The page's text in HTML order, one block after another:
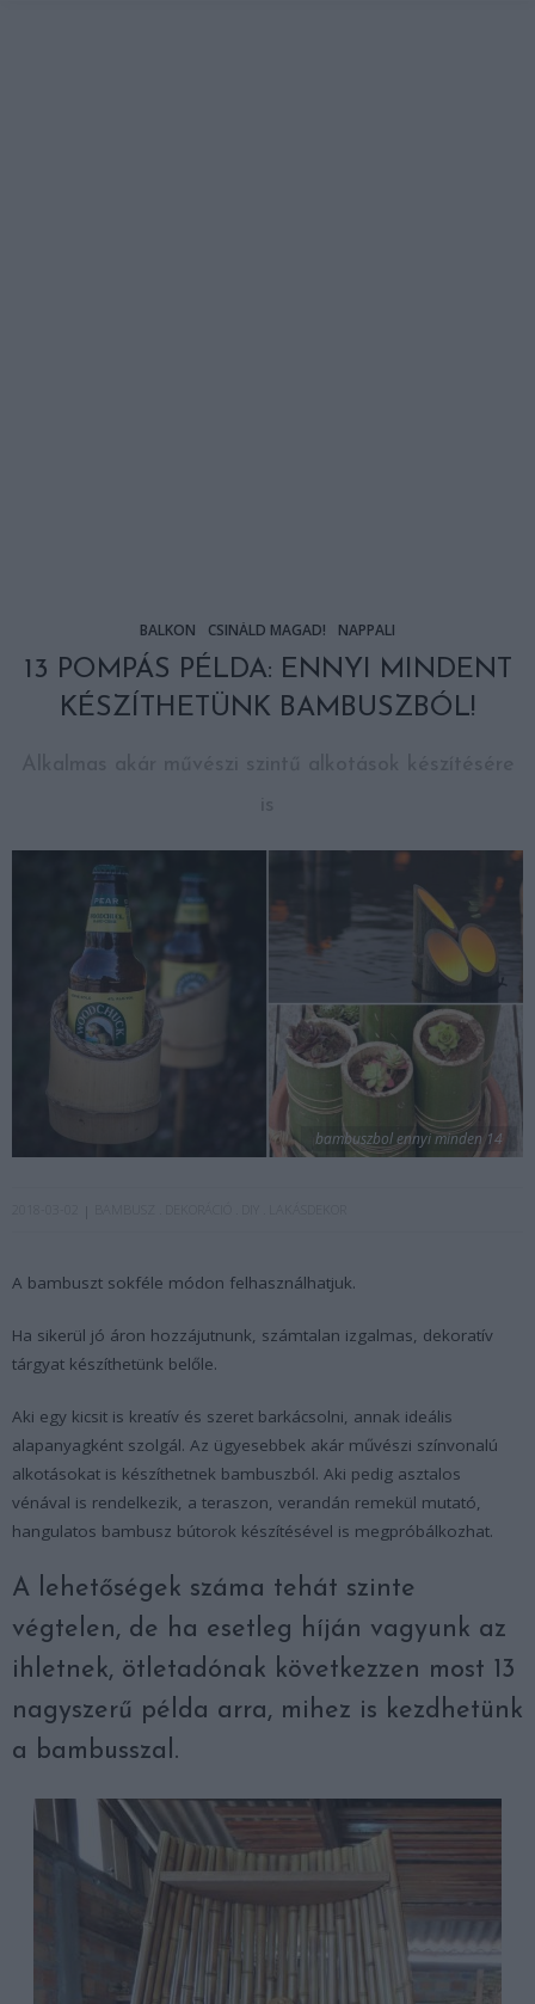
BALKON CSINÁLD MAGAD! NAPPALI
13 POMPÁS PÉLDA: ENNYI MINDENT
KÉSZÍTHETÜNK BAMBUSZBÓL!
bambuszbol ennyi minden 14
A bambuszt sokféle módon felhasználhatjuk.
Ha sikerül jó áron hozzájutnunk, számtalan izgalmas, dekoratív
tárgyat készíthetünk belőle.
Aki egy kicsit is kreatív és szeret barkácsolni, annak ideális
alapanyagként szolgál. Az ügyesebbek akár művészi színvonalú
alkotásokat is készíthetnek bambuszból. Aki pedig asztalos
vénával is rendelkezik, a teraszon, verandán remekül mutató,
hangulatos bambusz bútorok készítésével is megpróbálkozhat.
A lehetőségek száma tehát szinte
végtelen, de ha esetleg híján vagyunk az
ihletnek, ötletadónak következzen most 13
nagyszerű példa arra, mihez is kezdhetünk
a bambusszal.